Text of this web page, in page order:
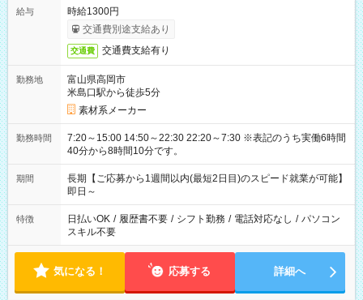
給与
時給1300円
交通費別途支給あり
交通費 交通費支給有り
勤務地
富山県高岡市
米島口駅から徒歩5分
素材系メーカー
勤務時間
7:20～15:00 14:50～22:30 22:20～7:30 ※表記のうち実働6時間
40分から8時間10分です。
期間
長期【ご応募から1週間以内(最短2日目)のスピード就業が可能】
即日～
特徴 日払いOK / 履歴書不要 / シフト勤務 / 電話対応なし / パソコン
スキル不要
気になる！ 応募する 詳細へ